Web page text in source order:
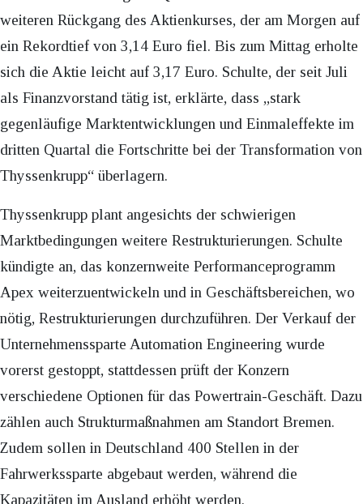
weiteren Rückgang des Aktienkurses, der am Morgen auf
ein Rekordtief von 3,14 Euro fiel. Bis zum Mittag erholte
sich die Aktie leicht auf 3,17 Euro. Schulte, der seit Juli
als Finanzvorstand tätig ist, erklärte, dass „stark
gegenläufige Marktentwicklungen und Einmaleffekte im
dritten Quartal die Fortschritte bei der Transformation von
Thyssenkrupp“ überlagern.
Thyssenkrupp plant angesichts der schwierigen
Marktbedingungen weitere Restrukturierungen. Schulte
kündigte an, das konzernweite Performanceprogramm
Apex weiterzuentwickeln und in Geschäftsbereichen, wo
nötig, Restrukturierungen durchzuführen. Der Verkauf der
Unternehmenssparte Automation Engineering wurde
vorerst gestoppt, stattdessen prüft der Konzern
verschiedene Optionen für das Powertrain-Geschäft. Dazu
zählen auch Strukturmaßnahmen am Standort Bremen.
Zudem sollen in Deutschland 400 Stellen in der
Fahrwerkssparte abgebaut werden, während die
Kapazitäten im Ausland erhöht werden.